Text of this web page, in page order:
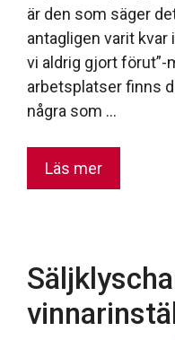
är den som säger
antagligen varit kvar
vi aldrig gjort förut”-
arbetsplatser finns
några som …
Läs mer